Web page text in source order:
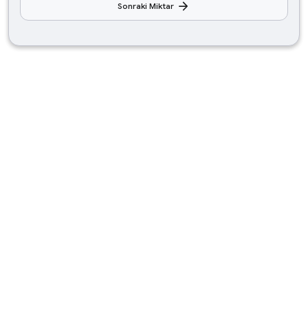
Sonraki Miktar arrow_forward